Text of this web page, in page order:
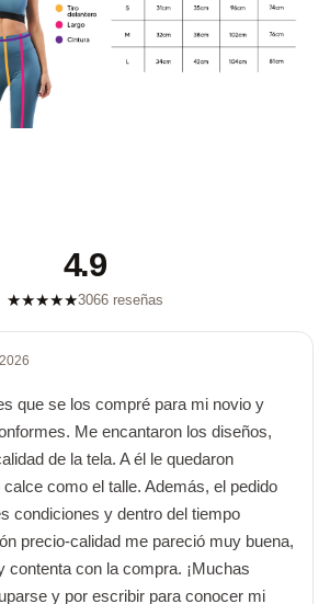
4.9
★★★★★3066 reseñas
que se los compré para mi novio y
Me encantaron los diseños,
de la tela. A él le quedaron
como el talle. Además, el pedido
condiciones y dentro del tiempo
precio-calidad me pareció muy buena,
contenta con la compra. ¡Muchas
y por escribir para conocer mi